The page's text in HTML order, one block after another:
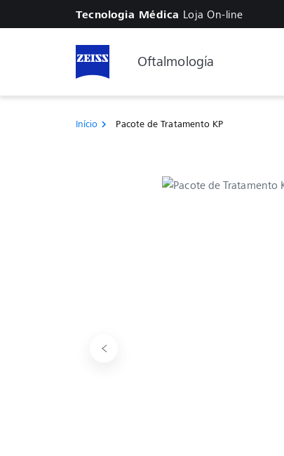
Tecnologia Médica Loja On-line
Oftalmología
Início chevron_right Pacote de Tratamento KP